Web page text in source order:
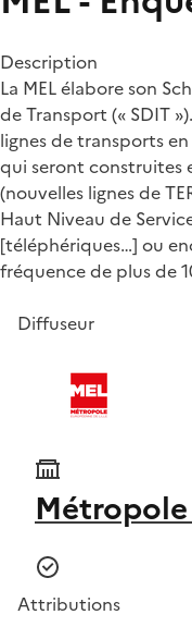
Description
La MEL élabore son
de Transport (« SDIT
lignes de transports
qui seront construites
(nouvelles lignes de
Haut Niveau de
[téléphériques…] ou
fréquence de plus de
Diffuseur
Attributions